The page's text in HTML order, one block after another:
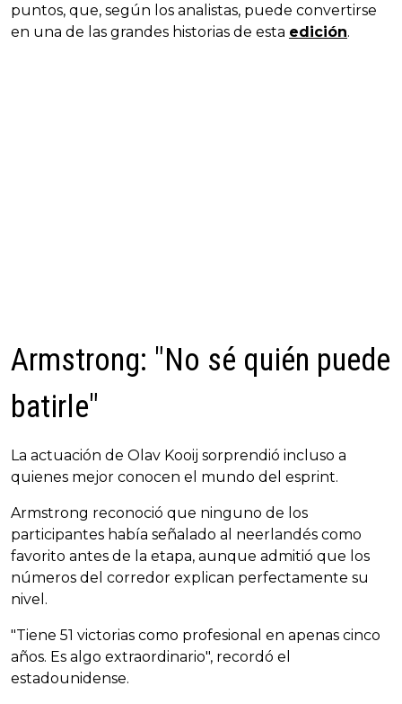
puntos, que, según los analistas, puede convertirse
en una de las grandes historias de esta edición.
Armstrong: "No sé quién puede
batirle"
La actuación de Olav Kooij sorprendió incluso a
quienes mejor conocen el mundo del esprint.
Armstrong reconoció que ninguno de los
participantes había señalado al neerlandés como
favorito antes de la etapa, aunque admitió que los
números del corredor explican perfectamente su
nivel.
"Tiene 51 victorias como profesional en apenas cinco
años. Es algo extraordinario", recordó el
estadounidense.